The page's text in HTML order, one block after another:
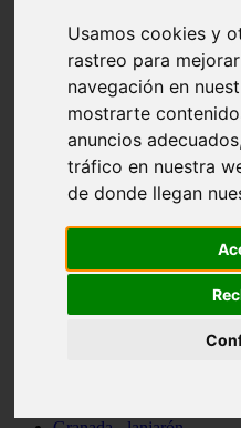
Usamos cookies y
rastreo para
navegación en
mostrarte
anuncios
tráfico en nuestra
de donde llegan
Málaga - júzcar
Huesca - alquézar
Huesca - castejón-de-sos
Lleida - alt-àneu
Córdoba - almedinilla
Navarra - zangoza
Cantabria - arenas-de-
Barcelona - la-pobla-de-
Murcia - cartagena
Madrid - nuevo-baztán